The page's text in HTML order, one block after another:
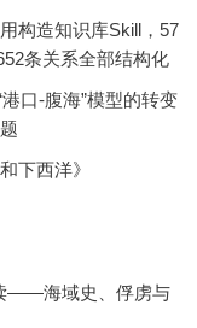
构造知识库Skill，57
条关系全部结构化
港口-腹海”模型的转变
下西洋》
——海域史、俘虏与